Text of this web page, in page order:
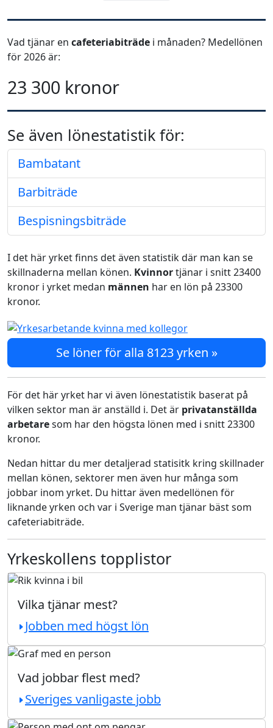
Vad tjänar en cafeteriabiträde i månaden? Medellönen
för 2026 är:
23 300 kronor
Se även lönestatistik för:
Bambatant
Barbiträde
Bespisningsbiträde
I det här yrket finns det även statistik där man kan se
skillnaderna mellan könen. Kvinnortjänar i snitt 23400
kronor i yrket medan männen har en lön på 23300
kronor.
Se löner för alla 8123 yrken »
För det här yrket har vi även lönestatistik baserat på
vilken sektor man är anställd i. Det är privatanställda
arbetaresom har den högsta lönen med i snitt 23300
kronor.
Nedan hittar du mer detaljerad statisitk kring skillnader
mellan könen, sektorer men även hur många som
jobbar inom yrket. Du hittar även medellönen för
liknande yrken och var i Sverige man tjänar bäst som
cafeteriabiträde.
Yrkeskollens topplistor
Vilka tjänar mest?
Jobben med högst lön
Vad jobbar flest med?
Sveriges vanligaste jobb